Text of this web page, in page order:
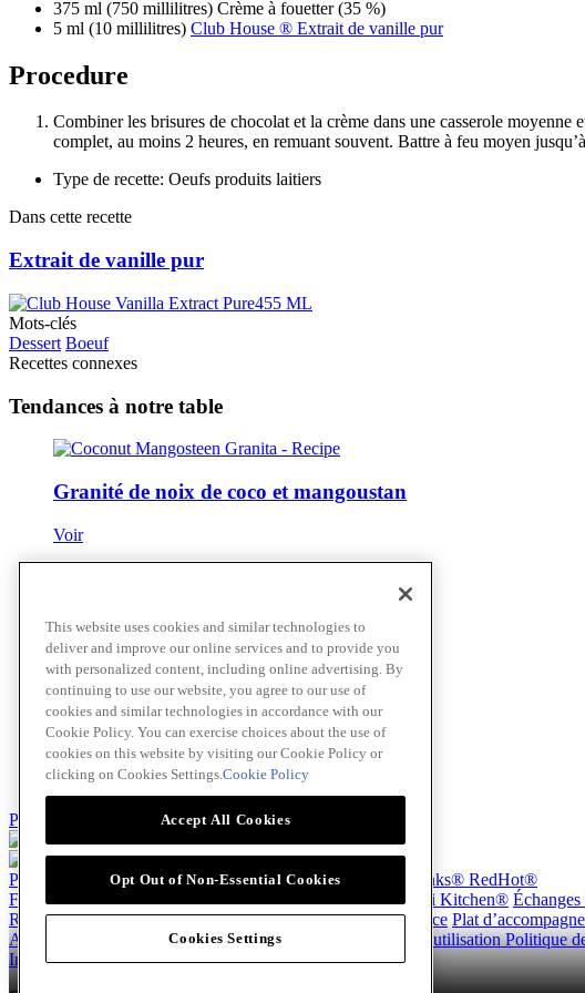
375 ml (750 millilitres) Crème à fouetter (35 %)
5 ml (10 millilitres) Club House ® Extrait de vanille pur
Procedure
Combiner les brisures de chocolat et la crème dans une casserole
complet, au moins 2 heures, en remuant souvent. Battre à feu moyen
Type de recette: Oeufs produits laitiers
Dans cette recette
Extrait de vanille pur
Mots-clés
Dessert Boeuf
Recettes connexes
Tendances à notre table
Granité de noix de coco et mangoustan
Voir
Voir
Lait frappé à la vanille et au caramel
Voir
Passer au contenu principal(Skip)
Produits Billy Bee® Cattlemen's® Club House®
Franks® RedHot®
French's®
Thai Kitchen®
Recettes Hors-d’œuvre Beverages Dessert Plat principal Sauce Plat
About
À propos de nousNormes d'accessibilité Modalités d’utilisationPolitique
Instagram LinkedIn
This website uses cookies and similar technologies to
deliver and improve our online services and to provide you
with personalized content, including online advertising. By
continuing to use our website, you agree to our use of
cookies and similar technologies in accordance with our
Cookie Policy. You can exercise choices about the use of
cookies on this website by visiting our Cookie Policy or
clicking on Cookies Settings.Cookie Policy
Accept All Cookies
Opt Out of Non-Essential Cookies
Cookies Settings